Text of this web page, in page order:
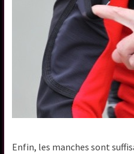
Enfin, les manches sont